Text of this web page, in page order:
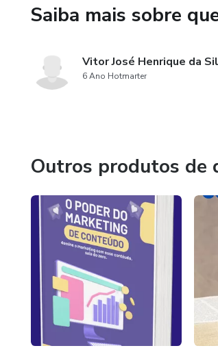
Saiba mais sobre
Vitor José Henrique da
6 Ano Hotmarter
Outros produtos de